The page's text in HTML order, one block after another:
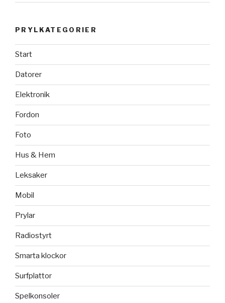
PRYLKATEGORIER
Start
Datorer
Elektronik
Fordon
Foto
Hus & Hem
Leksaker
Mobil
Prylar
Radiostyrt
Smarta klockor
Surfplattor
Spelkonsoler